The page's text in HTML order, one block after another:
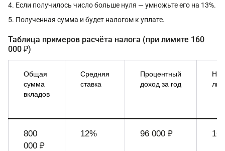
Если получилось число больше нуля — умножьте его на 13%.
Полученная сумма и будет налогом к уплате.
Таблица примеров расчёта налога (при лимите 160
000 ₽)
Общая
сумма
вкладов
Средняя
ставка
Процентный
доход за год
800
000 ₽
12% 96 000 ₽